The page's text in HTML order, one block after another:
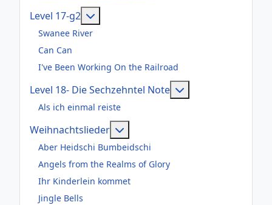
Level 17-g2
Swanee River
Can Can
I've Been Working On the Railroad
Level 18- Die Sechzehntel Note
Als ich einmal reiste
Weihnachtslieder
Aber Heidschi Bumbeidschi
Angels from the Realms of Glory
Ihr Kinderlein kommet
Jingle Bells